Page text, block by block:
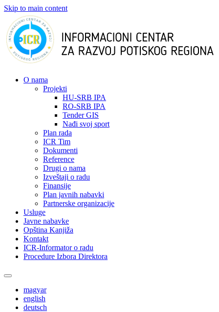
Skip to main content
О nama
Projekti
HU-SRB IPA
RO-SRB IPA
Tender GIS
Nađi svoj sport
Plan rada
ICR Tim
Dokumenti
Reference
Drugi o nama
Izveštaji o radu
Finansije
Plan javnih nabavki
Partnerske organizacije
Usluge
Javne nabavke
Opština Kanjiža
Kontakt
ICR-Informator o radu
Procedure Izbora Direktora
magyar
english
deutsch